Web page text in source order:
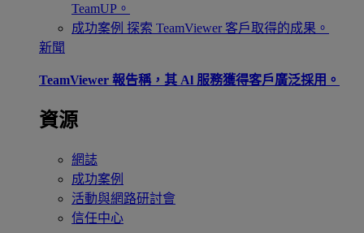
TeamUP。
成功案例 探索 TeamViewer 客戶取得的成果。
新聞
TeamViewer 報告稱，其 Al 服務獲得客戶廣泛採用。
資源
網誌
成功案例
活動與網路研討會
信任中心